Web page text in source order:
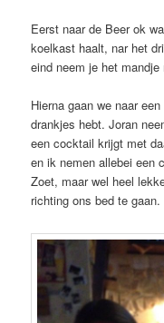
Eerst naar de Beer ok
koelkast haalt, nar het
eind neem je het
Hierna gaan we naar
drankjes hebt. Joran
een cocktail krijgt met
en ik nemen allebei een
Zoet, maar wel heel
richting ons bed te gaan.